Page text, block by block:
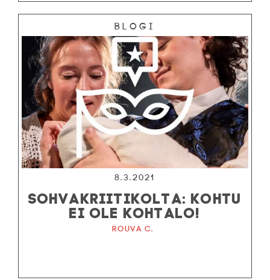
Blogi
8.3.2021
SOHVAKRIITIKOLTA: KOHTU
EI OLE KOHTALO!
Rouva C.